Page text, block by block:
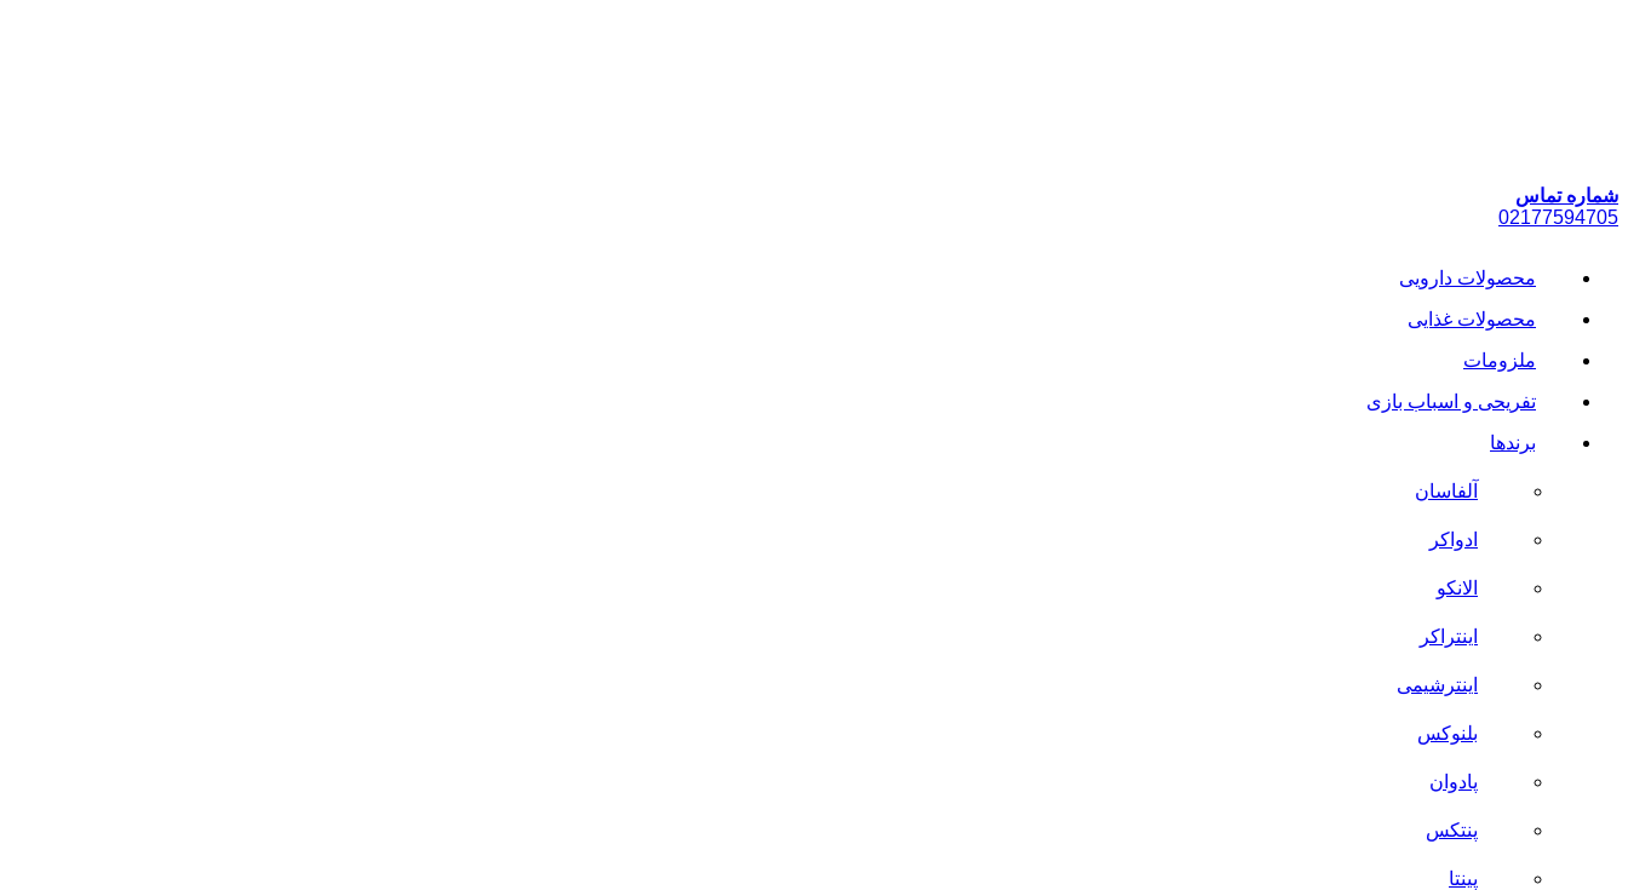
شماره تماس
02177594705
محصولات دارویی
محصولات غذایی
ملزومات
تفریحی و اسباب بازی
برندها
آلفاسان
ادواکر
الانکو
اینتراکر
اینترشیمی
بلنوکس
پادوان
پنتکس
پینتا